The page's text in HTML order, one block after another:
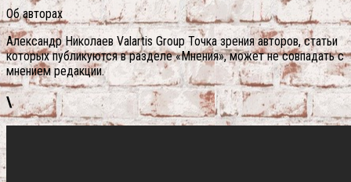
Об авторах
Александр Николаев Valartis Group Точка зрения авторов, статьи
которых публикуются в разделе «Мнения», может не совпадать с
мнением редакции.
\